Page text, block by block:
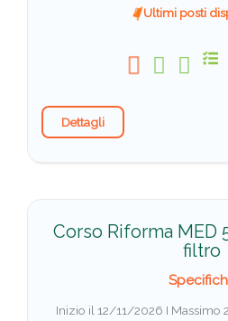
Ultimi posti
Dettagli
Corso Riforma MED
filtro
Inizio il 12/11/2026 I Massimo